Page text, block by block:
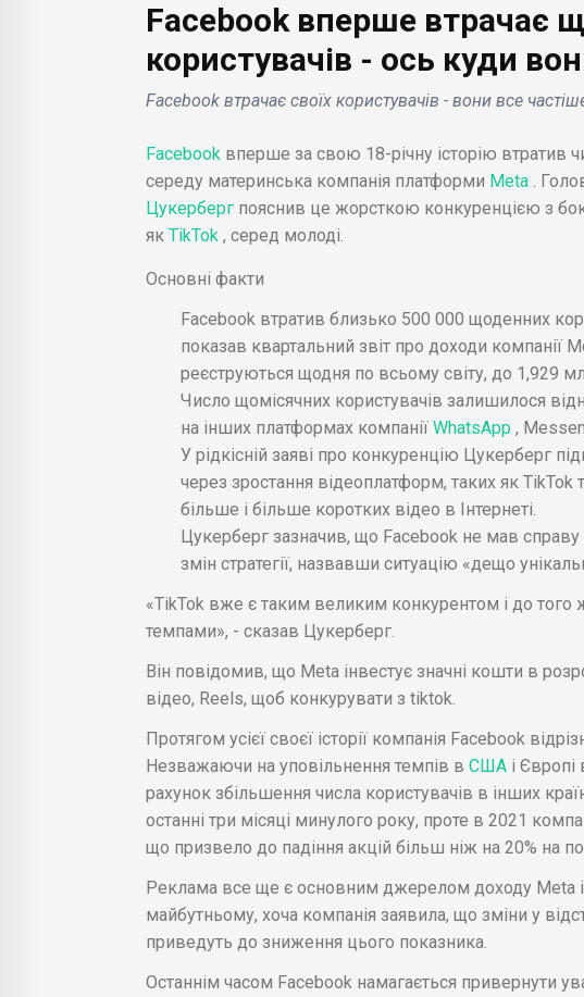
Facebook вперше втрачає
користувачів - ось куди
Facebook втрачає своїх користувачів - вони все
Facebook вперше за свою 18-річну історію втратив
середу материнська компанія платформи Meta .
Цукерберг пояснив це жорсткою конкуренцією з
як TikTok , серед молоді.
Основні факти
Facebook втратив близько 500 000 щоденних
показав квартальний звіт про доходи компанії
реєструються щодня по всьому світу, до 1,929
Число щомісячних користувачів залишилося
на інших платформах компаніїWhatsApp ,
У рідкісній заяві про конкуренцію Цукерберг
через зростання відеоплатформ, таких як TikTok
більше і більше коротких відео в Інтернеті.
Цукерберг зазначив, що Facebook не мав
змін стратегії, назвавши ситуацію «дещо
«TikTok вже є таким великим конкурентом і до
темпами», - сказав Цукерберг.
Він повідомив, що Meta інвестує значні кошти в
відео, Reels, щоб конкурувати з tiktok.
Протягом усієї своєї історії компанія Facebook
Незважаючи на уповільнення темпів в США і
рахунок збільшення числа користувачів в інших
останні три місяці минулого року, проте в 2021
що призвело до падіння акцій більш ніж на 20% на
Реклама все ще є основним джерелом доходу Meta
майбутньому, хоча компанія заявила, що зміни у
приведуть до зниження цього показника.
Останнім часом Facebook намагається привернути
БІЗНЕС НОВИНИ
Motorola анонсує новий
складаний смартфон
Razr: екран з
оновлення і потужний
процесор .
БІЗНЕС НОВИНИ
Waze анонсує
забезпечення
без
Polestar 2,
Android